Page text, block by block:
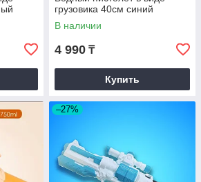
грузовика 40см синий
В наличии
4 990 ₸
Купить
–27%